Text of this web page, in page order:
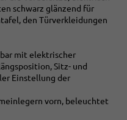
schwarz glänzend für
den Türverkleidungen
mit elektrischer
Sitz- und
Einstellung der
vorn, beleuchtet